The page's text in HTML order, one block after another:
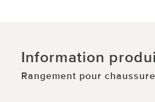
Information
Rangement pour